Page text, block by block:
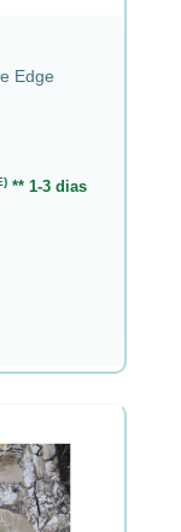
Edge
** 1-3 dias